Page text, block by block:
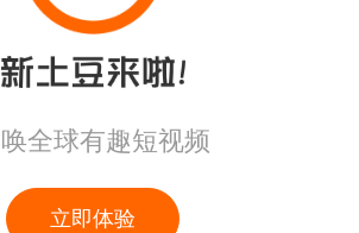
全球有趣短视频
立即体验